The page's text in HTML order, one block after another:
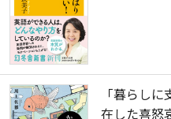
「暮らし
在した喜怒